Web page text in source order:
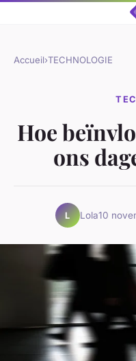
Accueil›TECHNOLOGIE
Hoe
ons
L Lola10